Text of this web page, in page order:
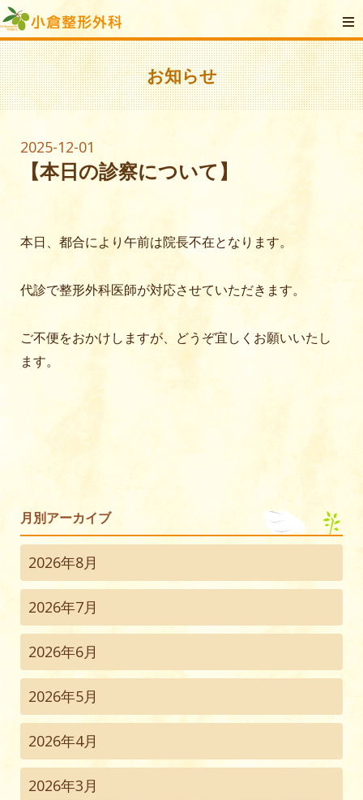
お知らせ
2025-12-01
【本日の診察について】
本日、都合により午前は院長不在となります。
代診で整形外科医師が対応させていただきます。
ご不便をおかけしますが、どうぞ宜しくお願いいたし
ます。
月別アーカイブ
2026年8月
2026年7月
2026年6月
2026年5月
2026年4月
2026年3月